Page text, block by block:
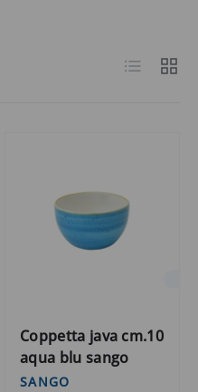
Elenco
Coppetta java cm.10
aqua blu sango
SANGO